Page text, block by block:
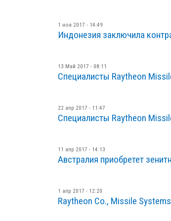
1 ноя 2017 - 14:49
Индонезия заключила
13 Май 2017 - 08:11
Специалисты Raytheon
22 апр 2017 - 11:47
Специалисты Raytheon
11 апр 2017 - 14:13
Австралия приобретет
1 апр 2017 - 12:20
Raytheon Co., Missile